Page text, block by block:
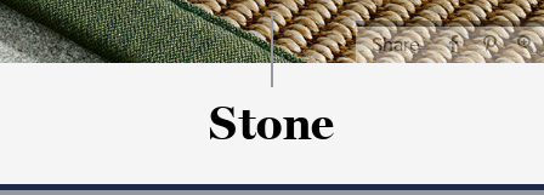
Share
Stone